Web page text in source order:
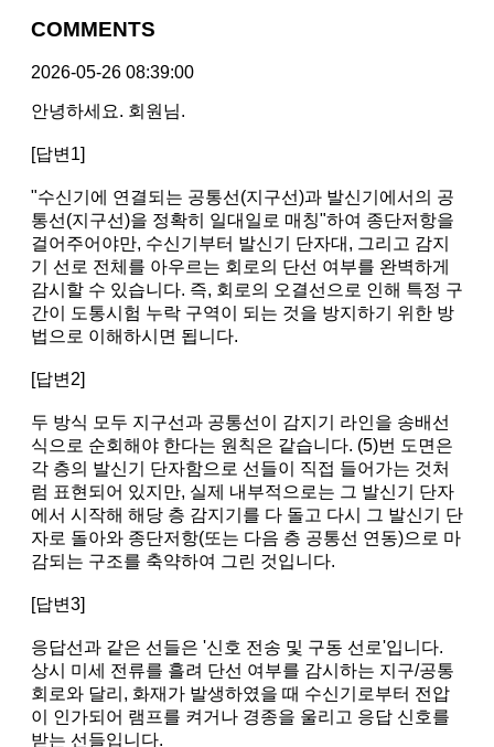
COMMENTS
2026-05-26 08:39:00
안녕하세요. 회원님.
[답변1]
"수신기에 연결되는 공통선(지구선)과 발신기에서의 공
통선(지구선)을 정확히 일대일로 매칭"하여 종단저항을
걸어주어야만, 수신기부터 발신기 단자대, 그리고 감지
기 선로 전체를 아우르는 회로의 단선 여부를 완벽하게
감시할 수 있습니다. 즉, 회로의 오결선으로 인해 특정 구
간이 도통시험 누락 구역이 되는 것을 방지하기 위한 방
법으로 이해하시면 됩니다.
[답변2]
두 방식 모두 지구선과 공통선이 감지기 라인을 송배선
식으로 순회해야 한다는 원칙은 같습니다. (5)번 도면은
각 층의 발신기 단자함으로 선들이 직접 들어가는 것처
럼 표현되어 있지만, 실제 내부적으로는 그 발신기 단자
에서 시작해 해당 층 감지기를 다 돌고 다시 그 발신기 단
자로 돌아와 종단저항(또는 다음 층 공통선 연동)으로 마
감되는 구조를 축약하여 그린 것입니다.
[답변3]
응답선과 같은 선들은 '신호 전송 및 구동 선로'입니다.
상시 미세 전류를 흘려 단선 여부를 감시하는 지구/공통
회로와 달리, 화재가 발생하였을 때 수신기로부터 전압
이 인가되어 램프를 켜거나 경종을 울리고 응답 신호를
받는 선들입니다.